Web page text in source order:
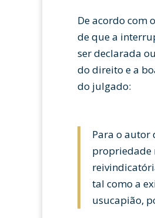
De acordo com
de que a
ser declarada
do direito e a
do julgado:
Para o autor
propriedade
tal como a
usucapião,